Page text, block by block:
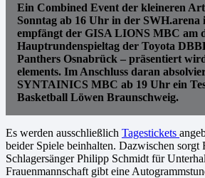
Ein Combined Event der kleineren Art
Sonntag ab 16 Uhr in der SWH.arena
empfängt der GISA LIONS MBC am
Hauptrundenspieltag der Toyota
Panthers Osnabrück – präsentiert
elements. Im Anschluss daran
SYNTAINICS MBC ab 19 Uhr ein
Basketball Löwen Braunschweig.
Es werden ausschließlich Tagestickets
beider Spiele beinhalten. Dazwischen sorgt
Schlagersänger Philipp Schmidt für
Frauenmannschaft gibt eine